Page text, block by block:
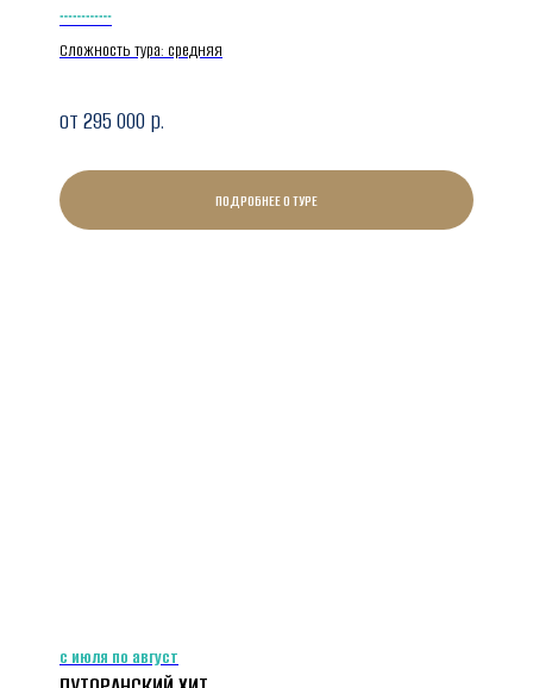
┄┄┄┄
Сложность тура: средняя
от 295 000 р.
ПОДРОБНЕЕ О ТУРЕ
с июля по август